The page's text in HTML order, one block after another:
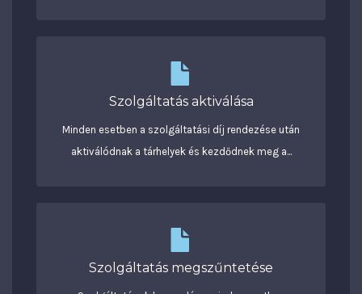
Szolgáltatás aktiválása
Minden esetben a szolgáltatási díj rendezése után
aktiválódnak a tárhelyek és kezdődnek meg a...
Szolgáltatás megszűntetése